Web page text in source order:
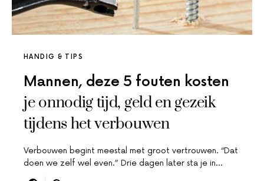
HANDIG & TIPS
Mannen, deze 5 fouten kosten
je onnodig tijd, geld en gezeik
tijdens het verbouwen
Verbouwen begint meestal met groot vertrouwen. “Dat
doen we zelf wel even.” Drie dagen later sta je in…